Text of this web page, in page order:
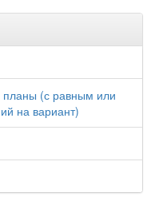
(с равным или
на вариант)